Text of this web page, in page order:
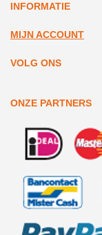
INFORMATIE
MIJN ACCOUNT
VOLG ONS
ONZE PARTNERS